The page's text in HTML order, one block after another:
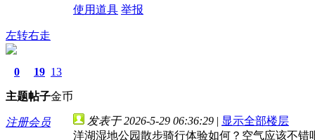
使用道具 举报
左转右走
0
主题
19
帖子
13
金币
注册会员 发表于 2026-5-29 06:36:29 | 显示全部楼层
洋湖湿地公园散步骑行体验如何？空气应该不错